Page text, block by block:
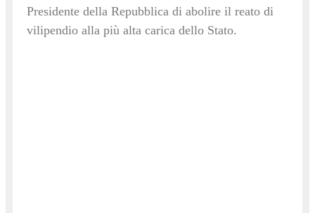
Presidente della Repubblica di abolire il reato di
vilipendio alla più alta carica dello Stato.